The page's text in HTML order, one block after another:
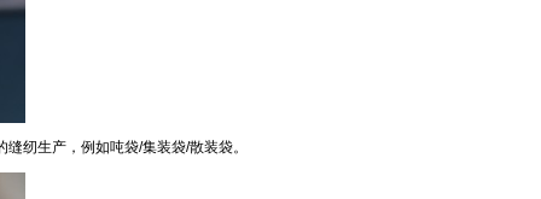
纫生产，例如吨袋/集装袋/散装袋。